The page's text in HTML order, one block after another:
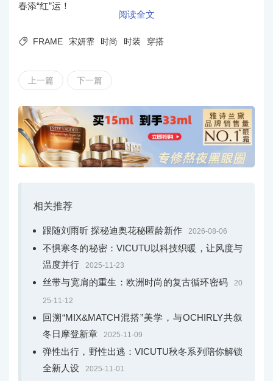
春添“红”运！
阅读全文
 FRAME 宋妍霏 时尚 时装 穿搭
上一篇 下一篇
相关推荐
跟随刘雨昕 探秘迪奥花秘匿龄新作 2026-08-06
不惧寒冬的秘密：VICUTU以科技织暖，让风度与
温度并行
2025-11-23
丝带与宽肩的重生：欧洲时尚的复古循环密码 20
25-11-12
回溯“MIX&MATCH混搭”美学，与OCHIRLY共叙
冬日摩登新章
2025-11-09
弹性出行，野性出逃：VICUTU秋冬系列陪你解锁
全新人设
2025-11-01